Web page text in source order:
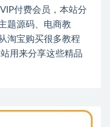
付费会员，本站分
题源码、电商教
淘宝购买很多教程
用来分享这些精品